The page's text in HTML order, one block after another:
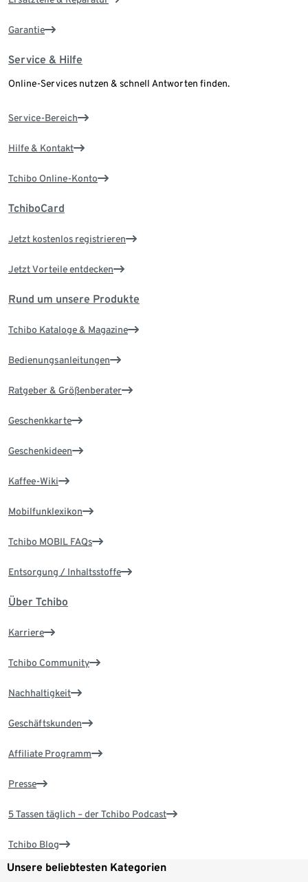
Garantie
Service & Hilfe
Online-Services nutzen & schnell Antworten finden.
Service-Bereich
Hilfe & Kontakt
Tchibo Online-Konto
TchiboCard
Jetzt kostenlos registrieren
Jetzt Vorteile entdecken
Rund um unsere Produkte
Tchibo Kataloge & Magazine
Bedienungsanleitungen
Ratgeber & Größenberater
Geschenkkarte
Geschenkideen
Kaffee-Wiki
Mobilfunklexikon
Tchibo MOBIL FAQs
Entsorgung / Inhaltsstoffe
Über Tchibo
Karriere
Tchibo Community
Nachhaltigkeit
Geschäftskunden
Affiliate Programm
Presse
5 Tassen täglich – der Tchibo Podcast
Tchibo Blog
Unsere beliebtesten Kategorien